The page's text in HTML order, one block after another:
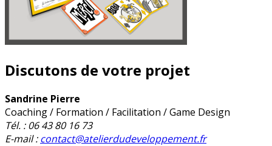
Discutons de votre projet
Sandrine Pierre
Coaching / Formation / Facilitation / Game Design
Tél. : 06 43 80 16 73
E-mail :contact@atelierdudeveloppement.fr